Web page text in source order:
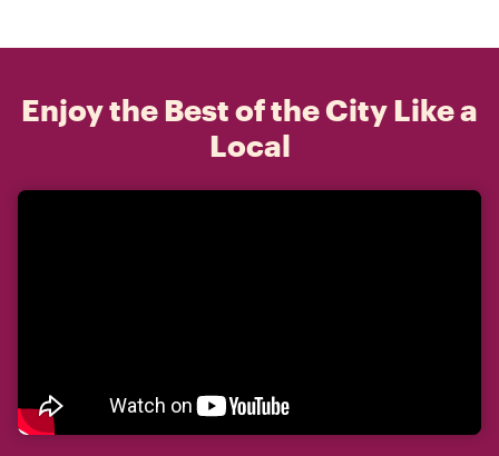
Enjoy the Best of the City Like a
Local